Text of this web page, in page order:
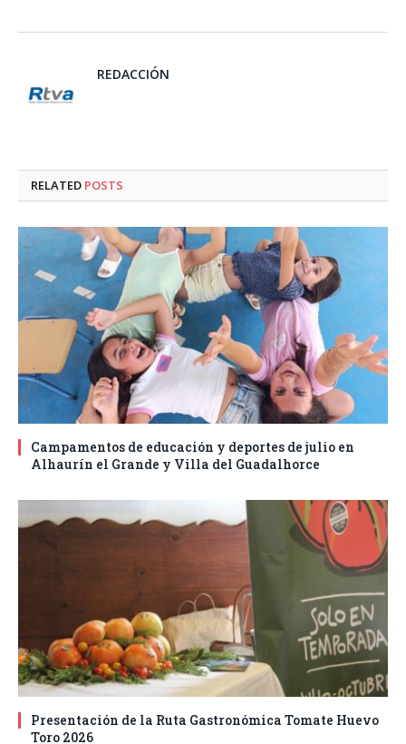
REDACCIÓN
RELATED POSTS
Campamentos de educación y deportes de julio en
Alhaurín el Grande y Villa del Guadalhorce
Presentación de la Ruta Gastronómica Tomate Huevo
Toro 2026